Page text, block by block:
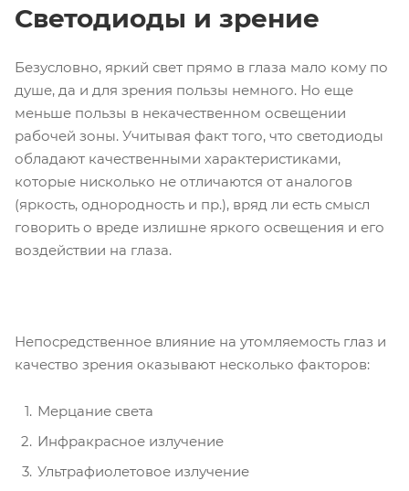
Светодиоды и зрение
Безусловно, яркий свет прямо в глаза мало кому по
душе, да и для зрения пользы немного. Но еще
меньше пользы в некачественном освещении
рабочей зоны. Учитывая факт того, что светодиоды
обладают качественными характеристиками,
которые нисколько не отличаются от аналогов
(яркость, однородность и пр.), вряд ли есть смысл
говорить о вреде излишне яркого освещения и его
воздействии на глаза.
Непосредственное влияние на утомляемость глаз и
качество зрения оказывают несколько факторов:
Мерцание света
Инфракрасное излучение
Ультрафиолетовое излучение